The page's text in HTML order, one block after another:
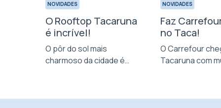
NOVIDADES
O Rooftop Tacaruna
é incrível!
O pôr do sol mais
charmoso da cidade é
NOVIDADES
Faz
no Taca!
O Carrefour
Tacaruna com